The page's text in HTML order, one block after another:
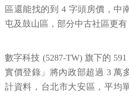
區還能找的到 4 字頭房價，中
屯及鼓山區，部分中古社區更有
數字科技 (5287-TW) 旗下的
實價登錄」將內政部超過 3 萬
計資料，台北市大安區，平均